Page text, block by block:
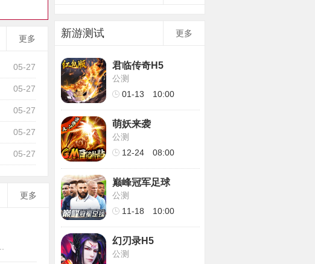
更多
05-27
05-27
05-27
05-27
05-27
更多
新游测试 更多
君临传奇H5
公测
01-13 10:00
萌妖来袭
公测
12-24 08:00
巅峰冠军足球
公测
11-18 10:00
幻刃录H5
公测